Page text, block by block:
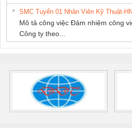
SMC Tuyển 01 Nhân Viên Kỹ Thuật-HN
Mô tả công việc Đảm nhiệm công
Công ty theo...